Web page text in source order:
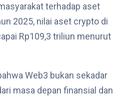
terhadap aset
2025, nilai aset crypto di
Rp109,3 triliun menurut
Web3 bukan sekadar
masa depan finansial dan